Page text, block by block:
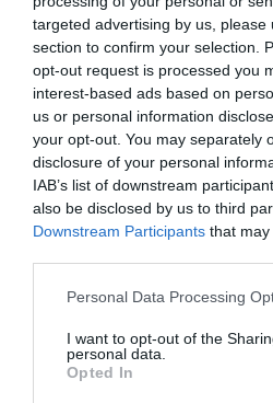
targeted advertising by us, please
section to confirm your selection.
opt-out request is processed you
interest-based ads based on
us or personal information
your opt-out. You may separately
disclosure of your personal
IAB’s list of downstream
also be disclosed by us to third
Downstream Participants that
Personal Data Processing
I want to opt-out of the
personal data.
Opted In